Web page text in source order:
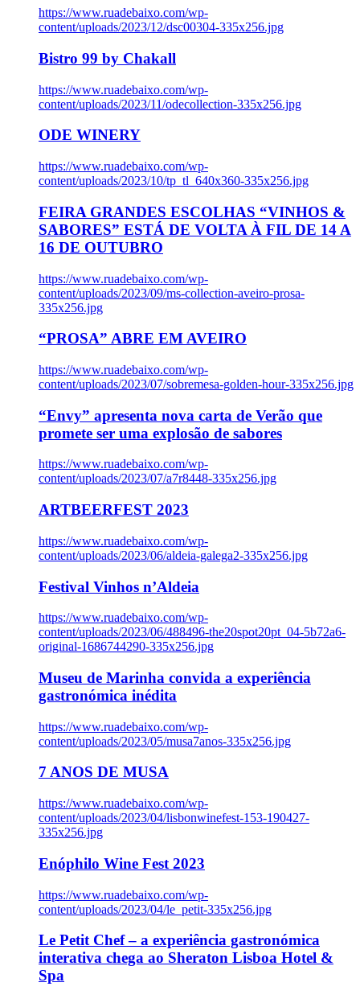
https://www.ruadebaixo.com/wp-
content/uploads/2023/12/dsc00304-335x256.jpg
Bistro 99 by Chakall
https://www.ruadebaixo.com/wp-
content/uploads/2023/11/odecollection-335x256.jpg
ODE WINERY
https://www.ruadebaixo.com/wp-
content/uploads/2023/10/tp_tl_640x360-335x256.jpg
FEIRA GRANDES ESCOLHAS “VINHOS &
SABORES” ESTÁ DE VOLTA À FIL DE 14 A
16 DE OUTUBRO
https://www.ruadebaixo.com/wp-
content/uploads/2023/09/ms-collection-aveiro-prosa-
335x256.jpg
“PROSA” ABRE EM AVEIRO
https://www.ruadebaixo.com/wp-
content/uploads/2023/07/sobremesa-golden-hour-335x256.jpg
“Envy” apresenta nova carta de Verão que
promete ser uma explosão de sabores
https://www.ruadebaixo.com/wp-
content/uploads/2023/07/a7r8448-335x256.jpg
ARTBEERFEST 2023
https://www.ruadebaixo.com/wp-
content/uploads/2023/06/aldeia-galega2-335x256.jpg
Festival Vinhos n’Aldeia
https://www.ruadebaixo.com/wp-
content/uploads/2023/06/488496-the20spot20pt_04-5b72a6-
original-1686744290-335x256.jpg
Museu de Marinha convida a experiência
gastronómica inédita
https://www.ruadebaixo.com/wp-
content/uploads/2023/05/musa7anos-335x256.jpg
7 ANOS DE MUSA
https://www.ruadebaixo.com/wp-
content/uploads/2023/04/lisbonwinefest-153-190427-
335x256.jpg
Enóphilo Wine Fest 2023
https://www.ruadebaixo.com/wp-
content/uploads/2023/04/le_petit-335x256.jpg
Le Petit Chef – a experiência gastronómica
interativa chega ao Sheraton Lisboa Hotel &
Spa